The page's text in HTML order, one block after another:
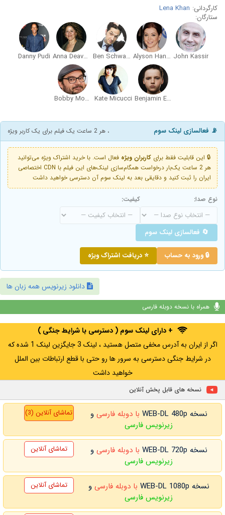
کارگردانی: Lena Khan
ستارگان:
John Kassir
Alyson Hannigan
Ben Schwartz
Anna Deavere Smith
Danny Pudi
Benjamin Evan Ainsworth
Kate Micucci
Bobby Moynihan
📡 فعالسازی لینک سوم ، هر 2 ساعت یک فیلم برای یک کاربر ویژه
🔒 این قابلیت فقط برای کاربران ویژه فعال است. با خرید اشتراک ویژه می‌توانید
هر 2 ساعت یک‌بار درخواست همگام‌سازی لینک‌های این فیلم با CDN اختصاصی
ایران را ثبت کنید و دقایقی بعد به لینک سوم آن دسترسی خواهید داشت
نوع صدا: کیفیت:
🔄 فعالسازی لینک سوم
🔒 ورود به حساب ⭐ دریافت اشتراک ویژه
دانلود زیرنویس همه زبان ها
همراه با نسخه دوبله فارسی
+ دارای لینک سوم ( دسترسی با شرایط جنگی )
اگر از ایران به آدرس مخفی متصل هستید ، لینک 3 جایگزین لینک 1 شده که
در شرایط جنگی دسترسی به سرور ها رو حتی با قطع ارتباطات بین الملل
خواهید داشت
نسخه های قابل پخش آنلاین
نسخه WEB-DL 480p با دوبله فارسی و
زیرنویس فارسی
تماشای آنلاین (3)
نسخه WEB-DL 720p با دوبله فارسی و
زیرنویس فارسی
تماشای آنلاین
نسخه WEB-DL 1080p با دوبله فارسی و
زیرنویس فارسی
تماشای آنلاین